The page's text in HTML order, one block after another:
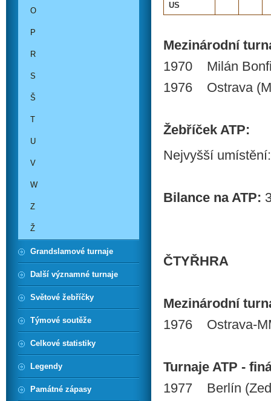
US
Mezinárodní
1970 Milán
1976 Ostrava
Žebříček ATP:
Nejvyšší
Bilance na ATP:
ČTYŘHRA
Mezinárodní
1976 Ostrava-
Turnaje ATP -
1977 Berlín
O
P
R
S
Š
T
U
V
W
Z
Ž
Grandslamové turnaje
Další významné turnaje
Světové žebříčky
Týmové soutěže
Celkové statistiky
Legendy
Památné zápasy